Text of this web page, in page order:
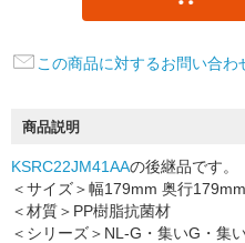
この商品に対するお問い合わ
商品説明
KSRC22JM41AAの後継品です。
＜サイズ＞幅179mm 奥行
＜材質＞PP樹脂抗菌材
＜シリーズ＞NL-G・集いG・集